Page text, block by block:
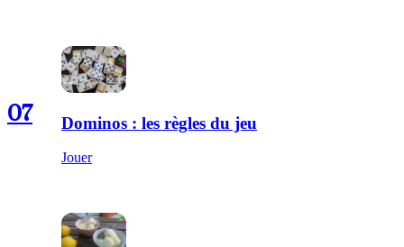
07 Dominos : les règles du jeu
Jouer